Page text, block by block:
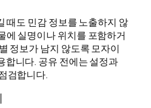
때도 민감 정보를 노출하지 않
에 실명이나 위치를 포함하거
정보가 남지 않도록 모자이
합니다. 공유 전에는 설정과
검합니다.